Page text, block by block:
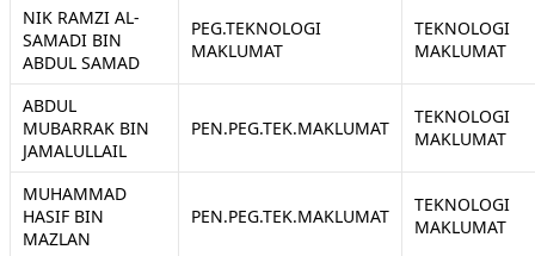
NIK RAMZI AL-
SAMADI BIN
ABDUL SAMAD
PEG.TEKNOLOGI
MAKLUMAT
TEKNOLOGI
MAKLUMAT
ABDUL
MUBARRAK BIN
JAMALULLAIL
PEN.PEG.TEK.MAKLUMAT
TEKNOLOGI
MAKLUMAT
MUHAMMAD
HASIF BIN
MAZLAN
PEN.PEG.TEK.MAKLUMAT
TEKNOLOGI
MAKLUMAT